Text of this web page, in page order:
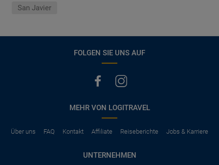
Parkhäuser, Maut, Steuern, Strafzettel
San Javier
FOLGEN SIE UNS AUF
MEHR VON LOGITRAVEL
Über uns FAQ Kontakt Affiliate Reiseberichte Jobs & Karriere
UNTERNEHMEN